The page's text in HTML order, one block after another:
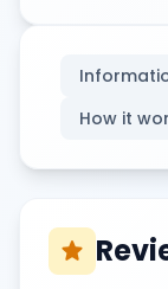
How it
star